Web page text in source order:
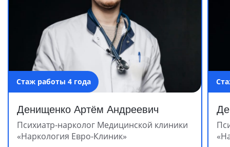
Стаж работы 4 года
Денищенко Артём Андреевич
Психиатр-нарколог Медицинской клиники
«Наркология Евро-Клиник»